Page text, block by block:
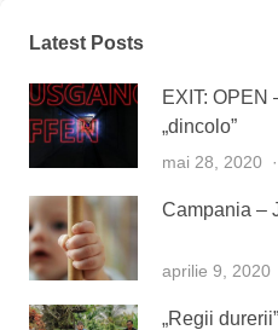
Latest Posts
EXIT: OPEN
„dincolo”
mai 28, 2020
Campania –
aprilie 9, 2020
„Regii durerii”